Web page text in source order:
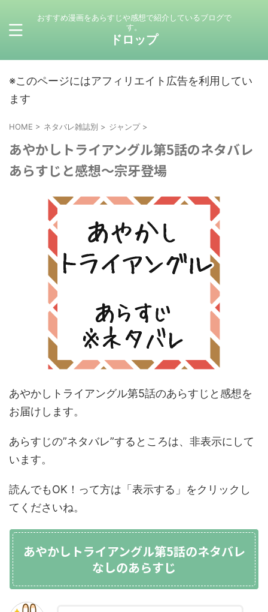
おすすめ漫画をあらすじや感想で紹介しているブログで
す。
ドロップ
※このページにはアフィリエイト広告を利用してい
ます
HOME > ネタバレ雑誌別 > ジャンプ >
あやかしトライアングル第5話のネタバレ
あらすじと感想～宗牙登場
あやかしトライアングル第5話のあらすじと感想を
お届けします。
あらすじの”ネタバレ”するところは、非表示にして
います。
読んでもOK！って方は「表示する」をクリックし
てくださいね。
あやかしトライアングル第5話のネタバレ
なしのあらすじ